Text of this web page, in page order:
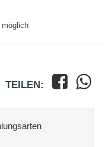
möglich
TEILEN: